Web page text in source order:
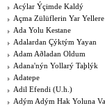
Acýlar Ýçimde Kaldý
Açma Zülüflerin Yar
Ada Yolu Kestane
Adalardan Çýktým Yayan
Adam Aðladan Oldum
Adana'nýn Yollarý Taþlýk
Adatepe
Adil Efendi (U.h.)
Adým Adým Hak Yoluna